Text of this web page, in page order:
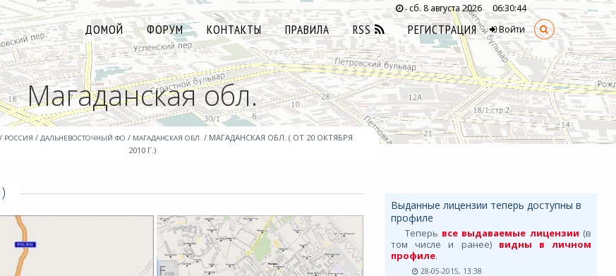
- сб. 8 августа 2026 06:30:45
ДОМОЙ ФОРУМ КОНТАКТЫ ПРАВИЛА RSS РЕГИСТРАЦИЯ Войти
Магаданская обл.
/ РОССИЯ / ДАЛЬНЕВОСТОЧНЫЙ ФО / МАГАДАНСКАЯ ОБЛ. / МАГАДАНСКАЯ ОБЛ. ( ОТ 20 ОКТЯБРЯ
2010 Г.)
Выданные лицензии теперь доступны в
профиле
Теперь все выдаваемые лицензии (в
том числе и ранее) видны в личном
профиле.
28-05-2015, 13:38